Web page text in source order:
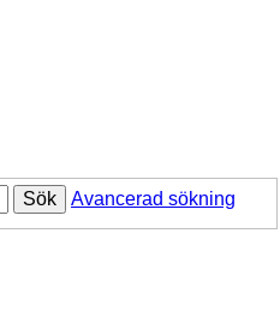
Sök Avancerad sökning